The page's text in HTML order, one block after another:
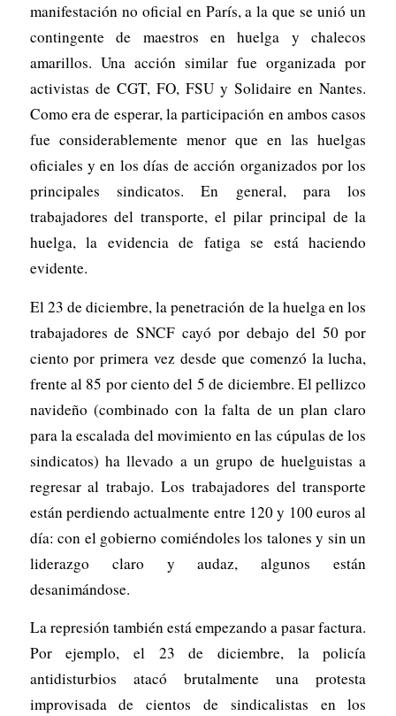
manifestación no oficial en París, a la que se unió un
contingente de maestros en huelga y chalecos
amarillos. Una acción similar fue organizada por
activistas de CGT, FO, FSU y Solidaire en Nantes.
Como era de esperar, la participación en ambos casos
fue considerablemente menor que en las huelgas
oficiales y en los días de acción organizados por los
principales sindicatos. En general, para los
trabajadores del transporte, el pilar principal de la
huelga, la evidencia de fatiga se está haciendo
evidente.
El 23 de diciembre, la penetración de la huelga en los
trabajadores de SNCF cayó por debajo del 50 por
ciento por primera vez desde que comenzó la lucha,
frente al 85 por ciento del 5 de diciembre. El pellizco
navideño (combinado con la falta de un plan claro
para la escalada del movimiento en las cúpulas de los
sindicatos) ha llevado a un grupo de huelguistas a
regresar al trabajo. Los trabajadores del transporte
están perdiendo actualmente entre 120 y 100 euros al
día: con el gobierno comiéndoles los talones y sin un
liderazgo claro y audaz, algunos están
desanimándose.
La represión también está empezando a pasar factura.
Por ejemplo, el 23 de diciembre, la policía
antidisturbios atacó brutalmente una protesta
improvisada de cientos de sindicalistas en los